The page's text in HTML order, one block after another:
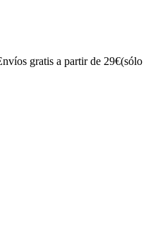
gratis a partir de 29€(sólo